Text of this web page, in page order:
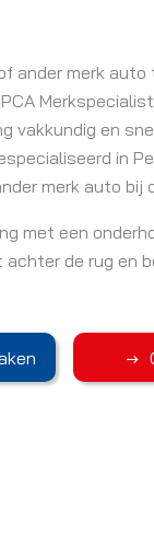
ander merk
vakkundig en
in
merk auto bij
met een
achter de rug en